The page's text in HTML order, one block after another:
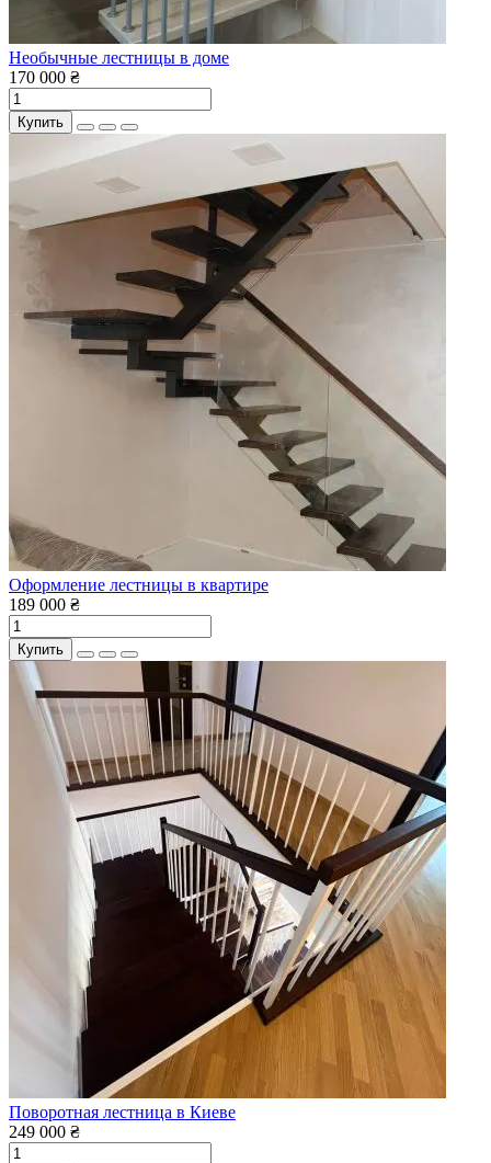
Необычные лестницы в доме
170 000 ₴
Купить
Оформление лестницы в квартире
189 000 ₴
Купить
Поворотная лестница в Киеве
249 000 ₴